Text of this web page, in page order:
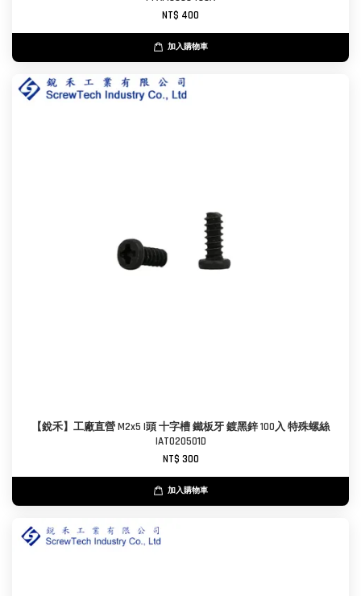
NT$ 400
加入購物車
【銳禾】工廠直營 M2x5 I頭 十字槽 鐵板牙 鍍黑鋅 100入 特殊螺絲
IAT020501D
NT$ 300
加入購物車